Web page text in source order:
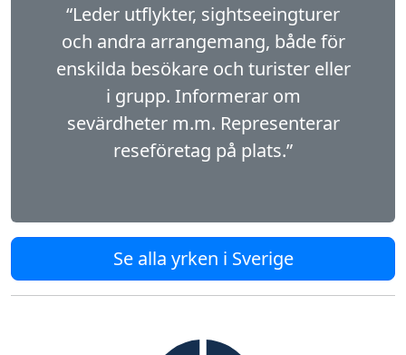
“Leder utflykter, sightseeingturer
och andra arrangemang, både för
enskilda besökare och turister eller
i grupp. Informerar om
sevärdheter m.m. Representerar
reseföretag på plats.”
Se alla yrken i Sverige